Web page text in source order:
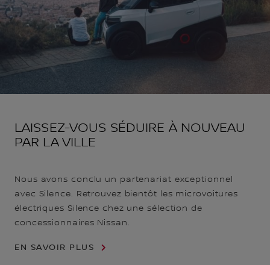
LAISSEZ-VOUS SÉDUIRE À NOUVEAU
PAR LA VILLE
Nous avons conclu un partenariat exceptionnel
avec Silence. Retrouvez bientôt les microvoitures
électriques Silence chez une sélection de
concessionnaires Nissan.
EN SAVOIR PLUS